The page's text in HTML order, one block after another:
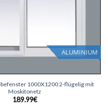
ALUMINIUM
1000X1200 2-flügelig mit
Moskitonetz
189.99€